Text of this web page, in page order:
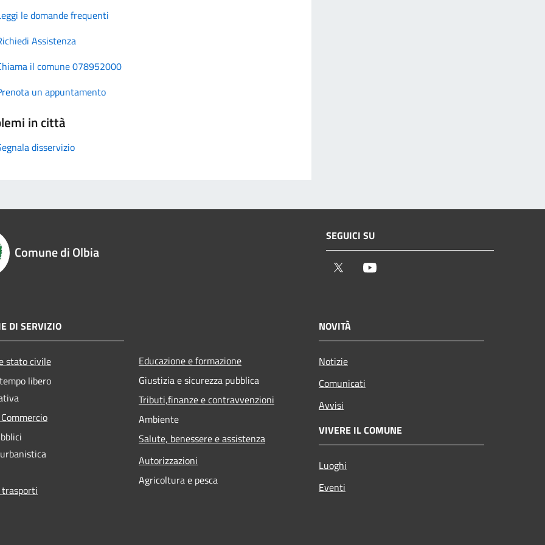
le domande frequenti
Assistenza
il comune 078952000
un appuntamento
in città
disservizio
Comune di Olbia
SEGUICI SU
Twitter
DI SERVIZIO
stato civile
libero
Educazione e formazione
Giustizia e sicurezza pubblica
Tributi,finanze e contravvenzioni
Ambiente
Salute, benessere e assistenza
Autorizzazioni
Agricoltura e pesca
NOVITÀ
Notizie
Comunicati
Avvisi
VIVERE IL COMUNE
Luoghi
Eventi